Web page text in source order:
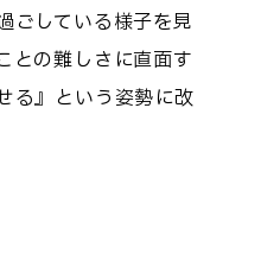
ごしている様子を見
との難しさに直面す
る』という姿勢に改